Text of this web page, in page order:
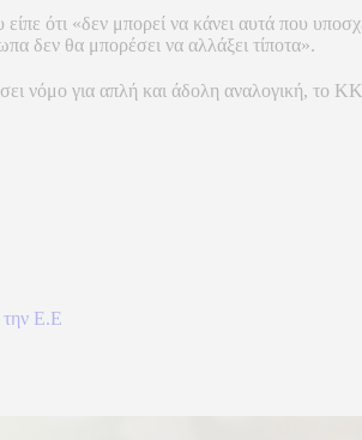
ότι «δεν μπορεί να κάνει αυτά που
δεν θα μπορέσει να αλλάξει τίποτα».
νόμο για απλή και άδολη αναλογική, το
Ε.Ε